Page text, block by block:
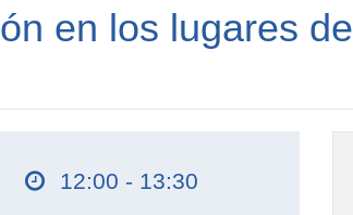
en los lugares de
12:00 - 13:30